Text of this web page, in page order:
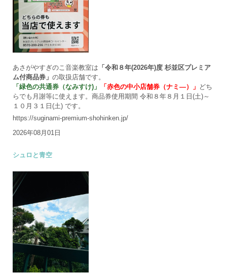
あさがやすぎのこ音楽教室は 「令和８年(2026年)度 杉並区プレミア
ム付商品券」 の取扱店舗です。
「緑色の共通券（なみすけ)」
「赤色の中小店舗券（ナミ―）」 どち
らでも月謝等に使えます。商品券使用期間 令和８年８月１日(土)～
１０月３１日(土) です。
https://suginami-premium-shohinken.jp/
2026年08月01日
シュロと青空